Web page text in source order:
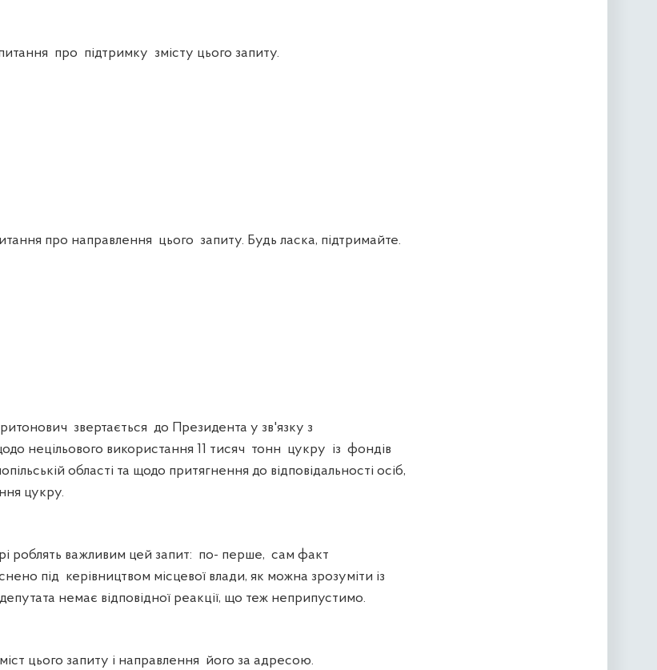
про підтримку змісту цього запиту.
про направлення цього запиту. Будь ласка, підтримайте.
звертається до Президента у зв'язку з
нецільового використання 11 тисяч тонн цукру із фондів
області та щодо притягнення до відповідальності осіб,
цукру.
роблять важливим цей запит: по- перше, сам факт
під керівництвом місцевої влади, як можна зрозуміти із
немає відповідної реакції, що теж неприпустимо.
цього запиту і направлення його за адресою.